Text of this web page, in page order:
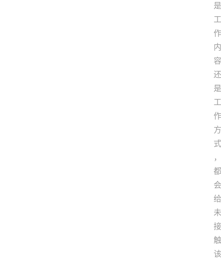
是
工
作
内
容
还
是
工
作
方
式
，
都
会
给
未
接
触
该